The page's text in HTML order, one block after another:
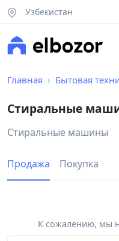
Узбекистан
Главная Бытовая
Стиральные
Стиральные машины
Продажа Покупка
К сожалению, мы